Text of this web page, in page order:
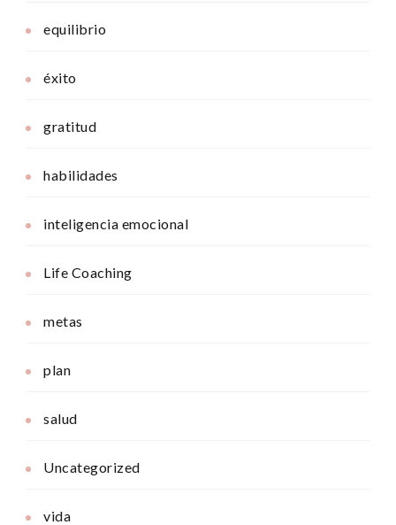
equilibrio
éxito
gratitud
habilidades
inteligencia emocional
Life Coaching
metas
plan
salud
Uncategorized
vida